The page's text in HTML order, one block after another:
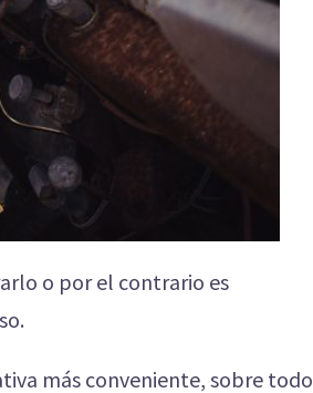
o por el contrario es
más conveniente, sobre todo